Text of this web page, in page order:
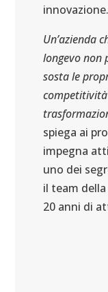
innovazione.
Un’azienda
longevo non
sosta le
spiega ai
impegna
uno dei
il team della
20 anni di